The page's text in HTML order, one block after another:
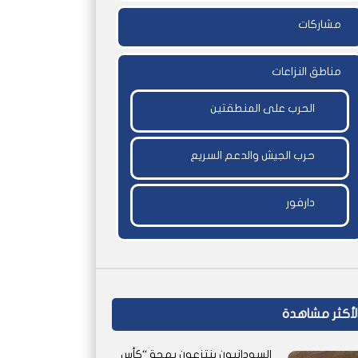
مشاركات
مناطق النزاعات
الحرب على المنطقتين
حرب الجيش والدعم السريع
دارفور
مشاهدة
السودانيون ينتزعون بهجة “كأس